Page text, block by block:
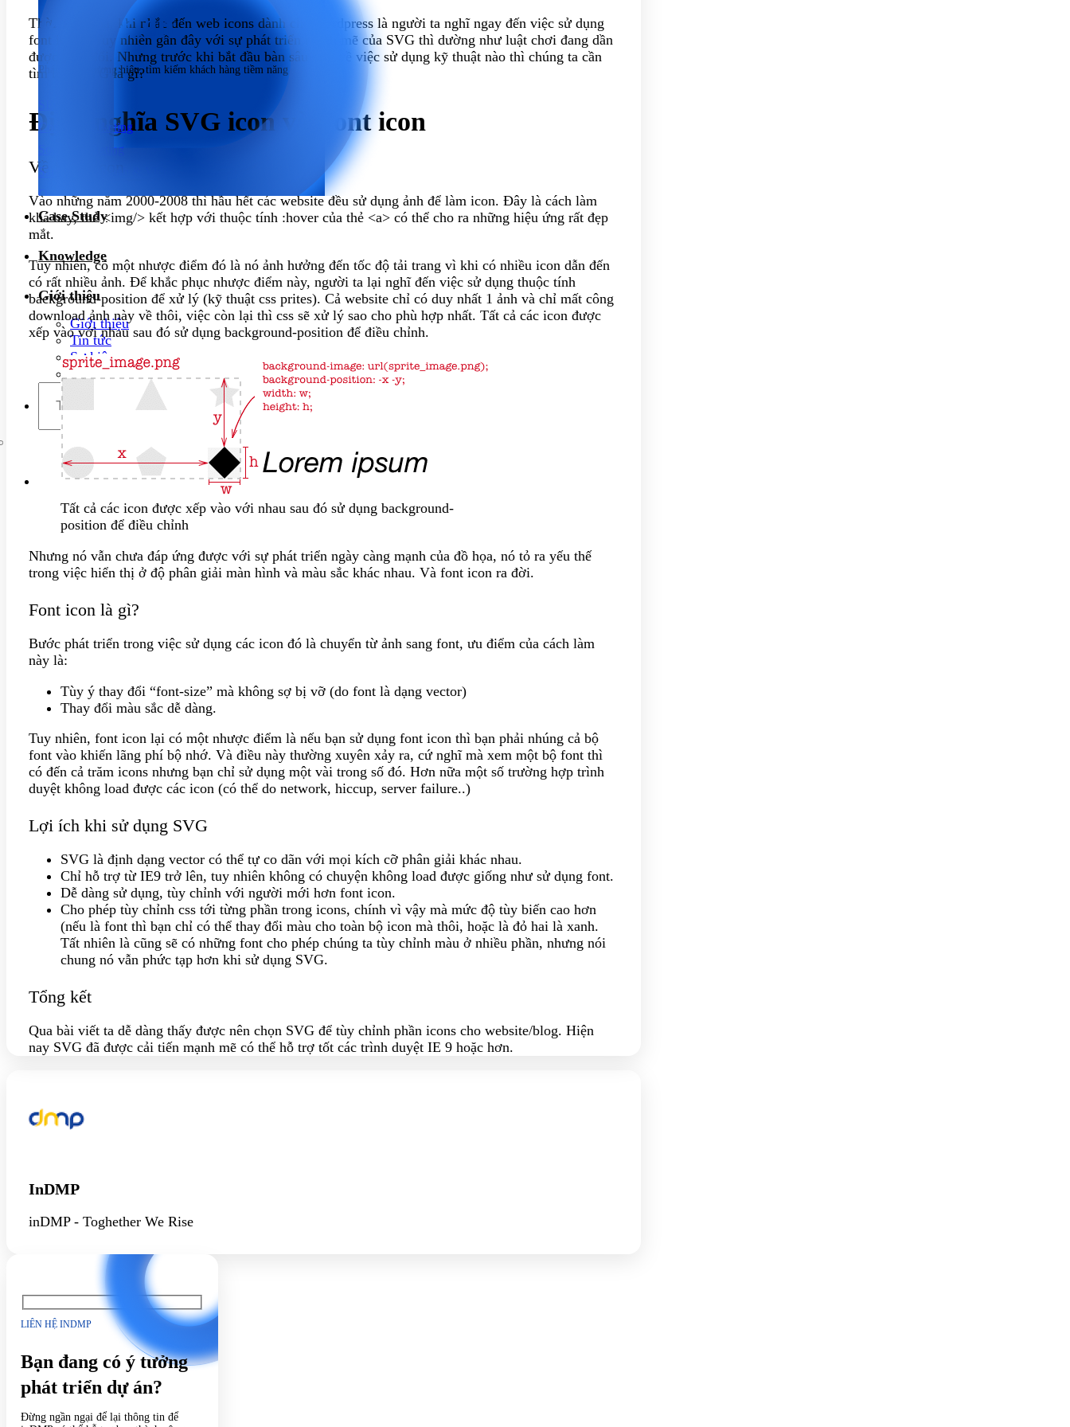
Phát triển
Phát triển thương hiệu, tìm kiếm khách hàng tiềm năng
Content Marketing
Social Marketing
Sản xuất hình ảnh & Video
Quảng cáo trả phí
Dịch vụ chăm sóc website
Case Study
Knowledge
Giới thiệu
Giới thiệu
Tin tức
Sự kiện
Liên hệ
Thời gian qua, khi nhắc đến web icons dành cho wordpress là người ta nghĩ ngay đến việc sử dụng
font icons. Tuy nhiên gần đây với sự phát triển mạnh mẽ của SVG thì dường như luật chơi đang dần
được thay đổi. Nhưng trước khi bắt đầu bàn sâu hơn về việc sử dụng kỹ thuật nào thì chúng ta cần
tìm hiểu SVG là gì?
Định nghĩa SVG icon và Font icon
Về SVG icon
Vào những năm 2000-2008 thì hầu hết các website đều sử dụng ảnh để làm icon. Đây là cách làm
khá hay, thẻ <img/> kết hợp với thuộc tính :hover của thẻ <a> có thể cho ra những hiệu ứng rất đẹp
mắt.
Tuy nhiên, có một nhược điểm đó là nó ảnh hưởng đến tốc độ tải trang vì khi có nhiều icon dẫn đến
có rất nhiều ảnh. Để khắc phục nhược điểm này, người ta lại nghĩ đến việc sử dụng thuộc tính
background-position để xử lý (kỹ thuật css prites). Cả website chỉ có duy nhất 1 ảnh và chỉ mất công
download ảnh này về thôi, việc còn lại thì css sẽ xử lý sao cho phù hợp nhất. Tất cả các icon được
xếp vào với nhau sau đó sử dụng background-position để điều chỉnh.
Tất cả các icon được xếp vào với nhau sau đó sử dụng background-
position để điều chỉnh
Nhưng nó vẫn chưa đáp ứng được với sự phát triển ngày càng mạnh của đồ họa, nó tỏ ra yếu thế
trong việc hiển thị ở độ phân giải màn hình và màu sắc khác nhau. Và font icon ra đời.
Font icon là gì?
Bước phát triển trong việc sử dụng các icon đó là chuyển từ ảnh sang font, ưu điểm của cách làm
này là:
Tùy ý thay đổi “font-size” mà không sợ bị vỡ (do font là dạng vector)
Thay đổi màu sắc dễ dàng.
Tuy nhiên, font icon lại có một nhược điểm là nếu bạn sử dụng font icon thì bạn phải nhúng cả bộ
font vào khiến lãng phí bộ nhớ. Và điều này thường xuyên xảy ra, cứ nghĩ mà xem một bộ font thì
có đến cả trăm icons nhưng bạn chỉ sử dụng một vài trong số đó. Hơn nữa một số trường hợp trình
duyệt không load được các icon (có thể do network, hiccup, server failure..)
Lợi ích khi sử dụng SVG
SVG là định dạng vector có thể tự co dãn với mọi kích cỡ phân giải khác nhau.
Chỉ hỗ trợ từ IE9 trở lên, tuy nhiên không có chuyện không load được giống như sử dụng font.
Dễ dàng sử dụng, tùy chỉnh với người mới hơn font icon.
Cho phép tùy chỉnh css tới từng phần trong icons, chính vì vậy mà mức độ tùy biến cao hơn
(nếu là font thì bạn chỉ có thể thay đổi màu cho toàn bộ icon mà thôi, hoặc là đỏ hai là xanh.
Tất nhiên là cũng sẽ có những font cho phép chúng ta tùy chỉnh màu ở nhiều phần, nhưng nói
chung nó vẫn phức tạp hơn khi sử dụng SVG.
Tổng kết
Qua bài viết ta dễ dàng thấy được nên chọn SVG để tùy chỉnh phần icons cho website/blog. Hiện
nay SVG đã được cải tiến mạnh mẽ có thể hỗ trợ tốt các trình duyệt IE 9 hoặc hơn.
InDMP
inDMP - Toghether We Rise
LIÊN HỆ INDMP
Bạn đang có ý tưởng
phát triển dự án?
Đừng ngần ngại để lại thông tin để